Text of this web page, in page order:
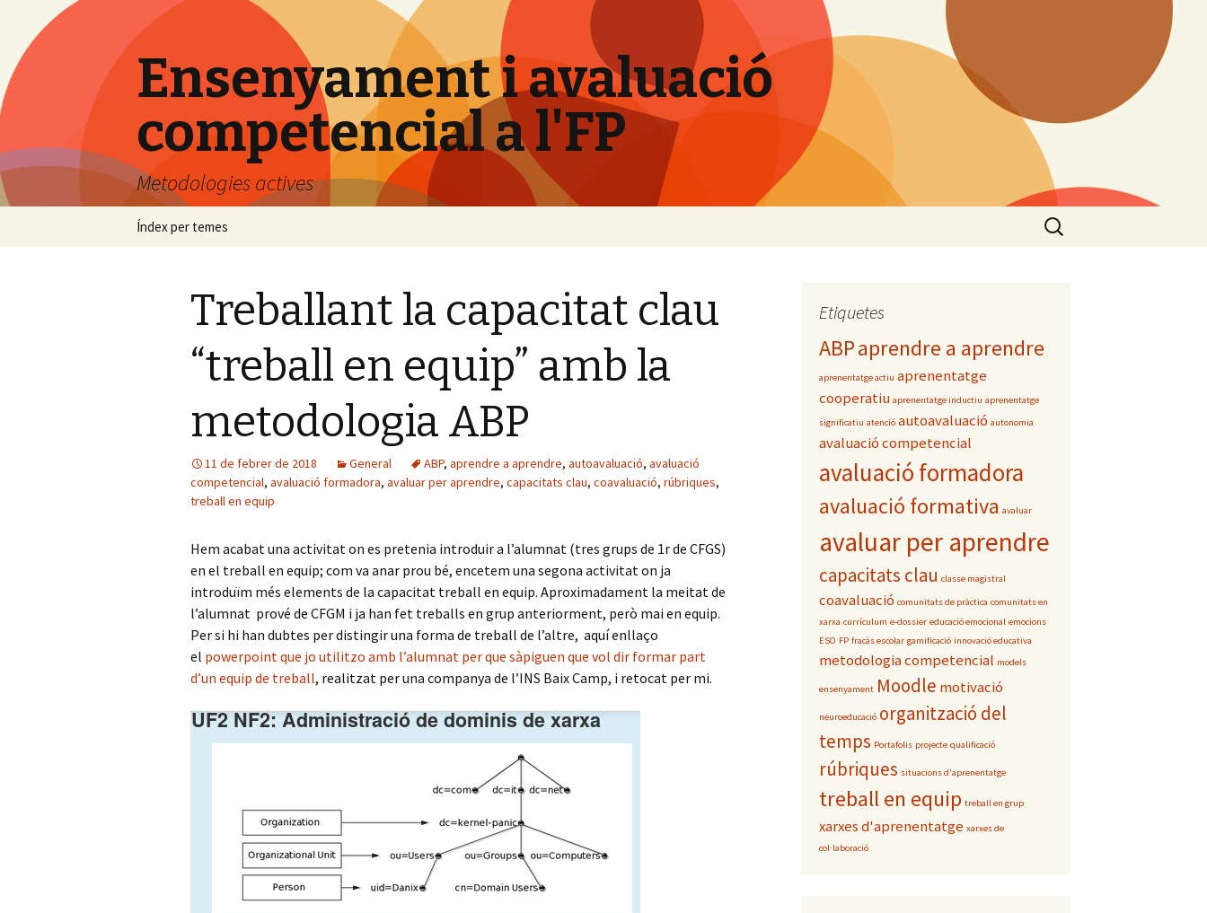
Ensenyament i avaluació
competencial a l'FP
Metodologies actives
Vés
Índex per temes Cerca:
Treballant la capacitat clau
“treball en equip” amb la
metodologia ABP
11 de febrer de 2018 General ABP, aprendre a aprendre, autoavaluació, avaluació
competencial, avaluació formadora, avaluar per aprendre, capacitats clau, coavaluació, rúbriques,
treball en equip
Hem acabat una activitat on es pretenia introduir a l’alumnat (tres grups de 1r de CFGS)
en el treball en equip; com va anar prou bé, encetem una segona activitat on ja
introduïm més elements de la capacitat treball en equip. Aproximadament la meitat de
l’alumnat prové de CFGM i ja han fet treballs en grup anteriorment, però mai en equip.
Per si hi han dubtes per distingir una forma de treball de l’altre, aquí enllaço
el powerpoint que jo utilitzo amb l’alumnat per que sàpiguen que vol dir formar part
d’un equip de treball, realitzat per una companya de l’INS Baix Camp, i retocat per mi.
Etiquetes
ABPaprendre a aprendre
aprenentatge actiu aprenentatge
cooperatiu aprenentatge inductiu aprenentatge
significatiu atenció autoavaluació autonomia
avaluació competencial
avaluació formadora
avaluació formativa avaluar
avaluar per aprendre
capacitats clau classe magistral
coavaluació comunitats de pràctica comunitats en
xarxa currículum e-dossier educació emocional emocions
ESO FP fracàs escolar gamificació innovació educativa
metodologia competencial models
ensenyament Moodle motivació
neuroeducació organització del
temps Portafolis projecte qualificació
rúbriques situacions d'aprenentatge
treball en equip treball en grup
xarxes d'aprenentatge xarxes de
col·laboració